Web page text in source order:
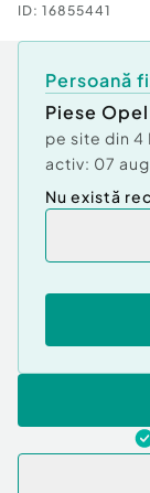
ID: 16855441
Persoană
Piese
pe site din 4
activ: 07
Nu există